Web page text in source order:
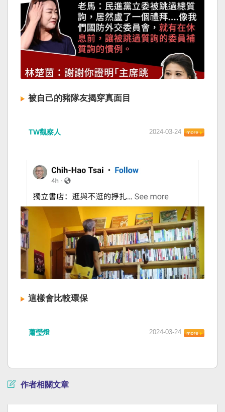
被自己的豬隊友揭穿真面目
TW觀察人 2024-03-24
這樣會比較環保
蕭瑩燈 2024-03-24
作者相關文章